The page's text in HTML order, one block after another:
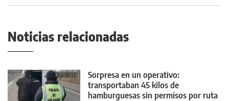
Noticias relacionadas
Sorpresa en un operativo:
transportaban 45 kilos de
hamburguesas sin permisos por ruta